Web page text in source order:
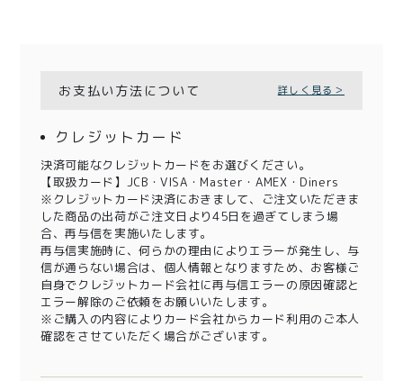
お支払い方法について 詳しく見る＞
クレジットカード
決済可能なクレジットカードをお選びください。
【取扱カード】JCB・VISA・Master・AMEX・Diners
※クレジットカード決済におきまして、ご注文いただきま
した商品の出荷がご注文日より45日を過ぎてしまう場
合、再与信を実施いたします。
再与信実施時に、何らかの理由によりエラーが発生し、与
信が通らない場合は、個人情報となりますため、お客様ご
自身でクレジットカード会社に再与信エラーの原因確認と
エラー解除のご依頼をお願いいたします。
※ご購入の内容によりカード会社からカード利用のご本人
確認をさせていただく場合がございます。